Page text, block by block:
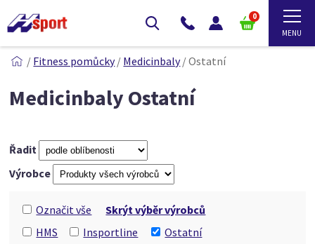
0
/ Fitness pomůcky/ Medicinbaly/Ostatní
Medicinbaly Ostatní
Řadit
Výrobce
Skrýt výběr výrobců
Označit vše
HMS
Insportline Ostatní